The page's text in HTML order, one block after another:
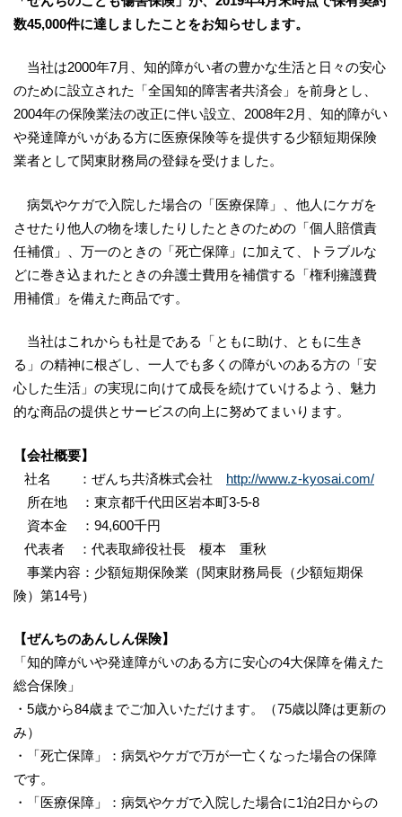
数45,000件に達しましたことをお知らせします。
当社は2000年7月、知的障がい者の豊かな生活と日々の安心
のために設立された「全国知的障害者共済会」を前身とし、
2004年の保険業法の改正に伴い設立、2008年2月、知的障がい
や発達障がいがある方に医療保険等を提供する少額短期保険
業者として関東財務局の登録を受けました。
病気やケガで入院した場合の「医療保障」、他人にケガを
させたり他人の物を壊したりしたときのための「個人賠償責
任補償」、万一のときの「死亡保障」に加えて、トラブルな
どに巻き込まれたときの弁護士費用を補償する「権利擁護費
用補償」を備えた商品です。
当社はこれからも社是である「ともに助け、ともに生き
る」の精神に根ざし、一人でも多くの障がいのある方の「安
心した生活」の実現に向けて成長を続けていけるよう、魅力
的な商品の提供とサービスの向上に努めてまいります。
【会社概要】
社名 ：ぜんち共済株式会社 http://www.z-kyosai.com/
所在地 ：東京都千代田区岩本町3-5-8
資本金 ：94,600千円
代表者 ：代表取締役社長 榎本 重秋
事業内容：少額短期保険業（関東財務局長（少額短期保
険）第14号）
【ぜんちのあんしん保険】
「知的障がいや発達障がいのある方に安心の4大保障を備えた
総合保険」
・5歳から84歳までご加入いただけます。（75歳以降は更新の
み）
・「死亡保障」：病気やケガで万が一亡くなった場合の保障
です。
・「医療保障」：病気やケガで入院した場合に1泊2日からの